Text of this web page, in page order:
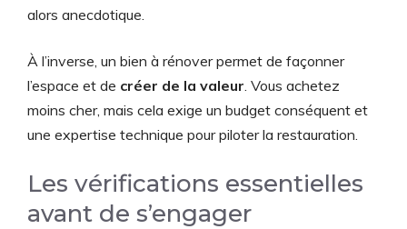
alors anecdotique.
À l’inverse, un bien à rénover permet de façonner
l’espace et de créer de la valeur. Vous achetez
moins cher, mais cela exige un budget conséquent et
une expertise technique pour piloter la restauration.
Les vérifications essentielles
avant de s’engager